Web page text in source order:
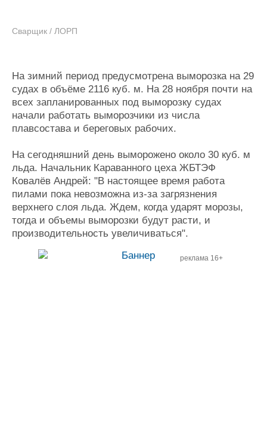
Сварщик / ЛОРП
На зимний период предусмотрена выморозка на 29
судах в объёме 2116 куб. м. На 28 ноября почти на
всех запланированных под выморозку судах
начали работать выморозчики из числа
плавсостава и береговых рабочих.
На сегодняшний день выморожено около 30 куб. м
льда. Начальник Караванного цеха ЖБТЭФ
Ковалёв Андрей: "В настоящее время работа
пилами пока невозможна из-за загрязнения
верхнего слоя льда. Ждем, когда ударят морозы,
тогда и объемы выморозки будут расти, и
производительность увеличиваться".
реклама 16+